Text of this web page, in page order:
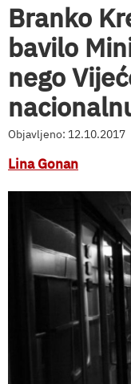
Branko
bavilo
nego
Objavljeno: 12.10.2017
Lina Gonan